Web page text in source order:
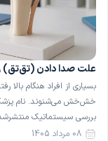
علت صدا دادن (تق‌تق)
بسیاری از افراد هنگام بالا
صدا در حدود ۳۶ درصد از افراد کاملاً سالم و بدون درد نیز دیده می‌شود […]
08 مرداد 1405